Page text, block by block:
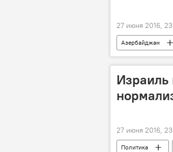
27 июня 2016,
Азербайджан
27 июня 2016,
Политика